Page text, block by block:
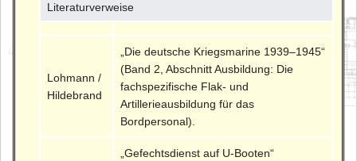
Literaturverweise
Lohmann /
Hildebrand
„Die deutsche Kriegsmarine 1939–1945“
(Band 2, Abschnitt Ausbildung: Die
fachspezifische Flak- und
Artillerieausbildung für das
Bordpersonal).
„Gefechtsdienst auf U-Booten“